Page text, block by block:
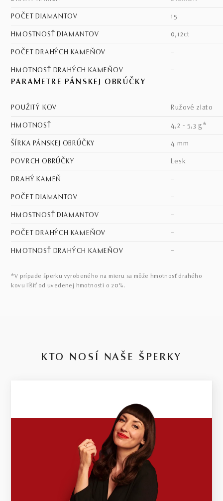
POČET DIAMANTOV 15
HMOSTNOSŤ DIAMANTOV 0,12ct
POČET DRAHÝCH KAMEŇOV –
HMOTNOSŤ DRAHÝCH KAMEŇOV –
PARAMETRE PÁNSKEJ OBRÚČKY
POUŽITÝ KOV ružové zlato
HMOTNOSŤ 4,2 - 5,3 g*
ŠÍRKA PÁNSKEJ OBRÚČKY 4 mm
POVRCH OBRÚČKY lesk
DRAHÝ KAMEŇ –
POČET DIAMANTOV –
HMOSTNOSŤ DIAMANTOV –
POČET DRAHÝCH KAMEŇOV –
HMOTNOSŤ DRAHÝCH KAMEŇOV –
*V prípade šperku vyrobeného na mieru sa môže hmotnosť drahého
kovu líšiť od uvedenej hmotnosti o 20%.
KTO NOSÍ NAŠE ŠPERKY